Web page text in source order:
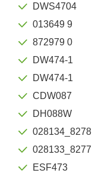
DWS4704
013649 9
872979 0
DW474-1
DW474-1
CDW087
DH088W
028134_8278
028133_8277
ESF473